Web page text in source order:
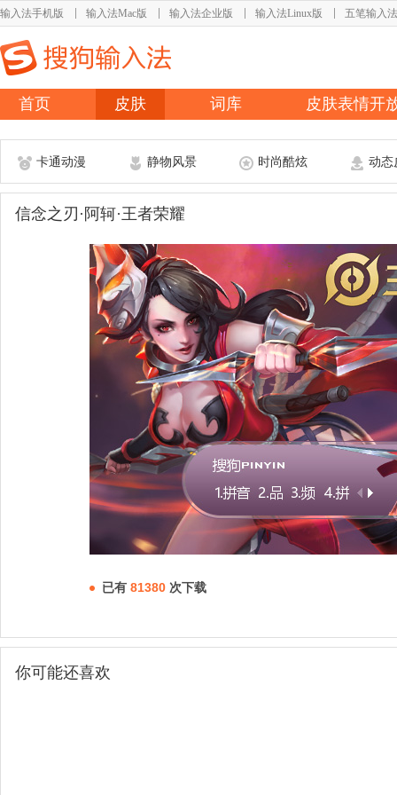
输入法手机版 输入法Mac版 输入法企业版 输入法Linux版 五笔输入法
首页 皮肤 词库 皮肤表情开
卡通动漫 静物风景 时尚酷炫 动态
信念之刃·阿轲·王者荣耀
已有 81380 次下载
你可能还喜欢